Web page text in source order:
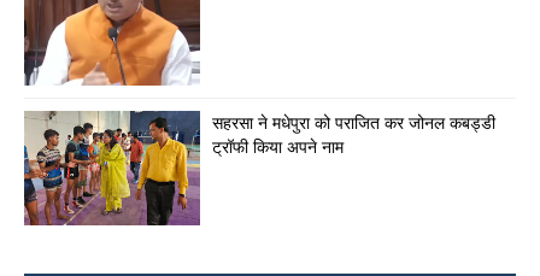
सहरसा ने मधेपुरा को पराजित कर जोनल कबड्डी
ट्रॉफी किया अपने नाम